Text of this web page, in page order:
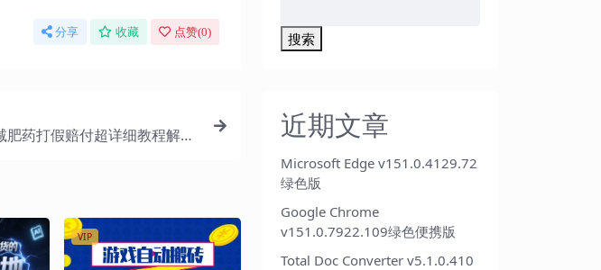
分享 收藏 点赞(0)
肥药打假赔付超详细教程解
VIP
搜索
近期文章
Microsoft Edge v151.0.4129.72
绿色版
Google Chrome
v151.0.7922.109绿色便携版
Total Doc Converter v5.1.0.410